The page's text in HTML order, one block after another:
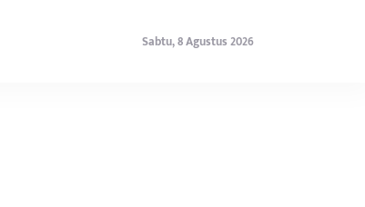
Sabtu, 8 Agustus 2026